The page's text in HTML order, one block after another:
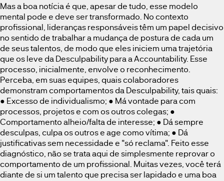
Mas a boa notícia é que, apesar de tudo, esse modelo
mental pode e deve ser transformado. No contexto
profissional, lideranças responsáveis têm um papel decisivo
no sentido de trabalhar a mudança de postura de cada um
de seus talentos, de modo que eles iniciem uma trajetória
que os leve da Desculpability para a Accountability. Esse
processo, inicialmente, envolve o reconhecimento.
Perceba, em suas equipes, quais colaboradores
demonstram comportamentos da Desculpability, tais quais:
● Excesso de individualismo; ● Má vontade para com
processos, projetos e com os outros colegas; ●
Comportamento alheio/falta de interesse; ● Dá sempre
desculpas, culpa os outros e age como vítima; ● Dá
justificativas sem necessidade e "só reclama". Feito esse
diagnóstico, não se trata aqui de simplesmente reprovar o
comportamento de um profissional. Muitas vezes, você terá
diante de si um talento que precisa ser lapidado e uma boa